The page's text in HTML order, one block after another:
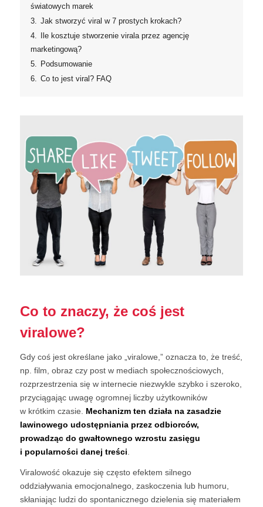
światowych marek
3. Jak stworzyć viral w 7 prostych krokach?
4.
Ile kosztuje stworzenie virala przez agencję
marketingową?
5.
Podsumowanie
6. Co to jest viral? FAQ
Co to znaczy, że coś jest
viralowe?
Gdy coś jest określane jako „viralowe,” oznacza to, że treść,
np. film, obraz czy post w mediach społecznościowych,
rozprzestrzenia się w internecie niezwykle szybko i szeroko,
przyciągając uwagę ogromnej liczby użytkowników
w krótkim czasie. Mechanizm ten działa na zasadzie
lawinowego udostępniania przez odbiorców,
prowadząc do gwałtownego wzrostu zasięgu
i popularności danej treści
Viralowość okazuje się często efektem silnego
oddziaływania emocjonalnego, zaskoczenia lub humoru,
skłaniając ludzi do spontanicznego dzielenia się materiałem